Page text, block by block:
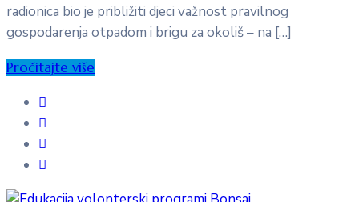
radionica bio je približiti djeci važnost pravilnog
gospodarenja otpadom i brigu za okoliš – na […]
Pročitajte više